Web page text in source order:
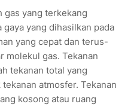
gas yang terkekang
yang dihasilkan pada
yang cepat dan terus-
molekul gas. Tekanan
tekanan total yang
atmosfer. Tekanan
kosong atau ruang